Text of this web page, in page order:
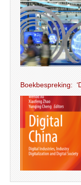
Boekbespreking: